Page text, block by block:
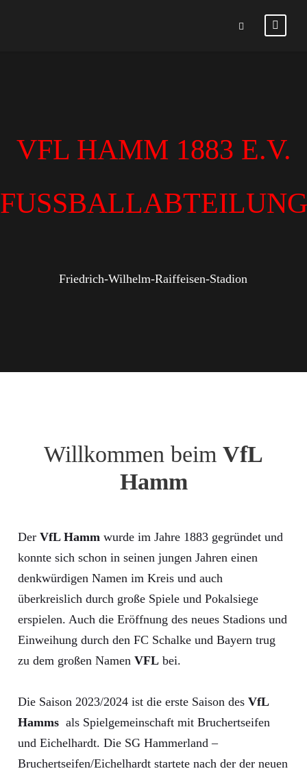
VFL HAMM 1883 E.V.
FUSSBALLABTEILUNG
Friedrich-Wilhelm-Raiffeisen-Stadion
Willkommen beim VfL
Hamm
Der VfL Hamm wurde im Jahre 1883 gegründet und
konnte sich schon in seinen jungen Jahren einen
denkwürdigen Namen im Kreis und auch
überkreislich durch große Spiele und Pokalsiege
erspielen. Auch die Eröffnung des neues Stadions und
Einweihung durch den FC Schalke und Bayern trug
zu dem großen Namen VFL bei.
Die Saison 2023/2024 ist die erste Saison des VfL
Hamms als Spielgemeinschaft mit Bruchertseifen
und Eichelhardt. Die SG Hammerland –
Bruchertseifen/Eichelhardt startete nach der der neuen